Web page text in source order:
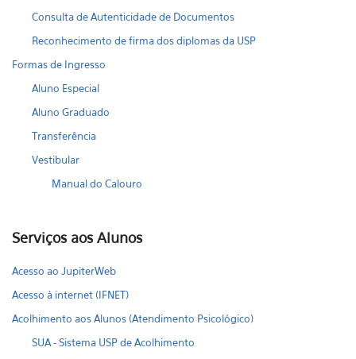
Consulta de Autenticidade de Documentos
Reconhecimento de firma dos diplomas da USP
Formas de Ingresso
Aluno Especial
Aluno Graduado
Transferência
Vestibular
Manual do Calouro
Serviços aos Alunos
Acesso ao JupiterWeb
Acesso à internet (IFNET)
Acolhimento aos Alunos (Atendimento Psicológico)
SUA - Sistema USP de Acolhimento